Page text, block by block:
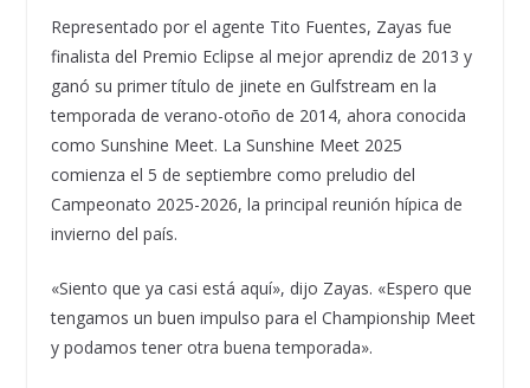
Representado por el agente Tito Fuentes, Zayas fue
finalista del Premio Eclipse al mejor aprendiz de 2013 y
ganó su primer título de jinete en Gulfstream en la
temporada de verano-otoño de 2014, ahora conocida
como Sunshine Meet. La Sunshine Meet 2025
comienza el 5 de septiembre como preludio del
Campeonato 2025-2026, la principal reunión hípica de
invierno del país.
«Siento que ya casi está aquí», dijo Zayas. «Espero que
tengamos un buen impulso para el Championship Meet
y podamos tener otra buena temporada».